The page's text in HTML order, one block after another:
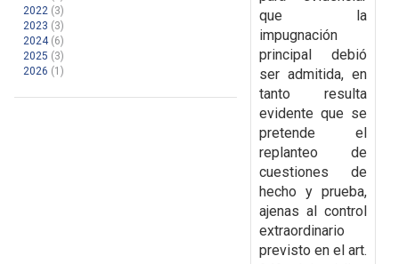
2022 (3)
2023 (3)
2024(6)
2025 (3)
2026 (1)
que la
impugnación
principal debió
ser admitida, en
tanto resulta
evidente que se
pretende el
replanteo de
cuestiones de
hecho y prueba,
ajenas al control
extraordinario
previsto en el art.